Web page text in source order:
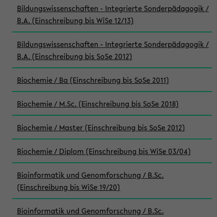
Bildungswissenschaften - Integrierte Sonderpädagogik /
B.A. (Einschreibung bis WiSe 12/13)
Bildungswissenschaften - Integrierte Sonderpädagogik /
B.A. (Einschreibung bis SoSe 2012)
Biochemie / Ba (Einschreibung bis SoSe 2011)
Biochemie / M.Sc. (Einschreibung bis SoSe 2018)
Biochemie / Master (Einschreibung bis SoSe 2012)
Biochemie / Diplom (Einschreibung bis WiSe 03/04)
Bioinformatik und Genomforschung / B.Sc.
(Einschreibung bis WiSe 19/20)
Bioinformatik und Genomforschung / B.Sc.